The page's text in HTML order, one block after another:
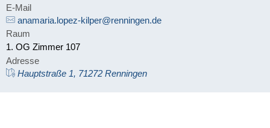
E-Mail
anamaria.lopez-kilper@renningen.de
Raum
1. OG Zimmer 107
Adresse
Hauptstraße 1, 71272 Renningen